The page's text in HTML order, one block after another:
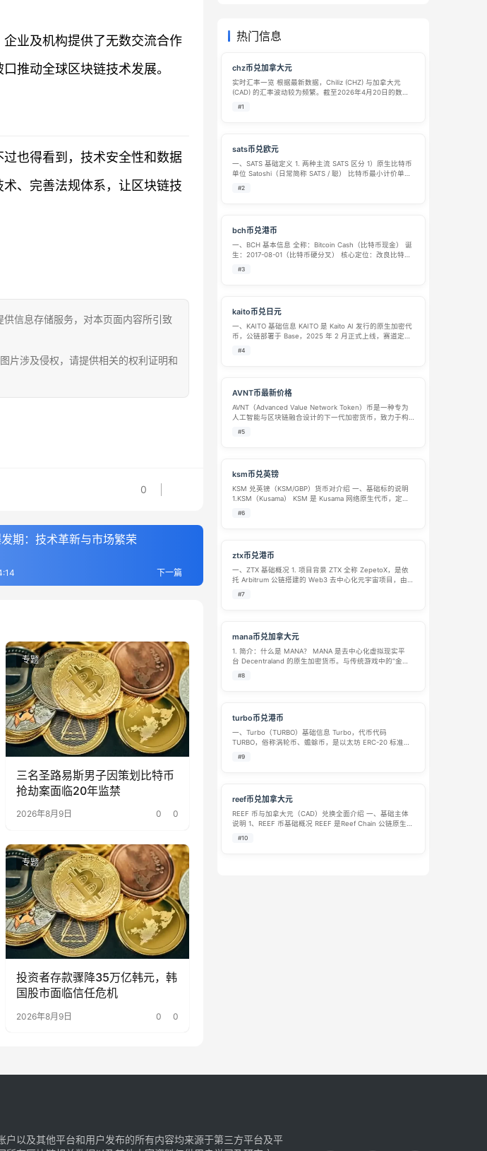
业及机构提供了无数交流合作
推动全球区块链技术发展。
也得看到，技术安全性和数据
、完善法规体系，让区块链技
信息存储服务，对本页面内容所引致
片涉及侵权，请提供相关的权利证明和
0
期：技术革新与市场繁荣
下一篇
专题
三名圣路易斯男子因策划比特币
抢劫案面临20年监禁
2026年8月9日 0 0
专题
投资者存款骤降35万亿韩元，韩
国股市面临信任危机
2026年8月9日 0 0
热门信息
chz币兑加拿大元
实时汇率一览 根据最新数据，Chiliz (CHZ) 与加拿大元
(CAD) 的汇率波动较为频繁。截至2026年4月20日的数据
显示，两者兑换比例大致如下： 方向 汇率 反向汇率 1
#1
sats币兑欧元
一、SATS 基础定义 1. 两种主流 SATS 区分 1）原生比特币
单位 Satoshi（日常简称 SATS / 聪） 比特币最小计价单
位，1 BTC=100000000 SATS，取名自比特币创始人中本
#2
bch币兑港币
一、BCH 基本信息 全称：Bitcoin Cash（比特币现金） 诞
生：2017-08-01（比特币硬分叉） 核心定位：改良比特币
扩容问题，主打 日常支付、跨境汇款、低手续费 技术特点
#3
kaito币兑日元
一、KAITO 基础信息 KAITO 是 Kaito AI 发行的原生加密代
币，公链部署于 Base，2025 年 2 月正式上线，赛道定位
AI+InfoFi（信息金融）。 项目定位 Kaito AI 主打 Web3 加
#4
AVNT币最新价格
AVNT（Advanced Value Network Token）币是一种专为
人工智能与区块链融合设计的下一代加密货币，致力于构
建去中心化的人工智能服务生态和价值交换网络。它通过
#5
ksm币兑英镑
KSM 兑英镑（KSM/GBP）货币对介绍 一、基础标的说明
1.KSM（Kusama） KSM 是 Kusama 网络原生代币，定位
为波卡（Polkadot）的金丝雀实验网络，被称作波卡 “狂野
#6
ztx币兑港币
一、ZTX 基础概况 1. 项目背景 ZTX 全称 ZepetoX，是依
托 Arbitrum 公链搭建的 Web3 去中心化元宇宙项目，由
ZEPETO 与 Jump Crypto 联合投资孵化，主打虚拟形象社
#7
mana币兑加拿大元
1. 简介：什么是 MANA？ MANA 是去中心化虚拟现实平
台 Decentraland 的原生加密货币。与传统游戏中的“金币”
不同，MANA 是一种基于以太坊区块链的 ERC-20 代币，
#8
turbo币兑港币
一、Turbo（TURBO）基础信息 Turbo，代币代码
TURBO，俗称涡轮币、蟾蜍币，是以太坊 ERC-20 标准的
AI 叙事迷因币 (Meme Coin)。 诞生背景 2023 年上线，起
#9
reef币兑加拿大元
REEF 币与加拿大元（CAD）兑换全面介绍 一、基础主体
说明 1、REEF 币基础概况 REEF 是Reef Chain 公链原生通
证，项目早期依托波卡 Substrate 框架搭建，最初定位多
#10
以及其他平台和用户发布的所有内容均来源于第三方平台及平